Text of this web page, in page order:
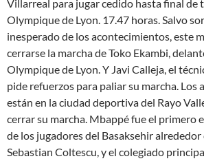
Villarreal para jugar cedido hasta final de
Olympique de Lyon. 17.47 horas. Salvo
inesperado de los acontecimientos, este
cerrarse la marcha de Toko Ekambi,
Olympique de Lyon. Y Javi Calleja, el
pide refuerzos para paliar su marcha. Los
están en la ciudad deportiva del Rayo
cerrar su marcha. Mbappé fue el primero
de los jugadores del Basaksehir
Sebastian Coltescu, y el colegiado